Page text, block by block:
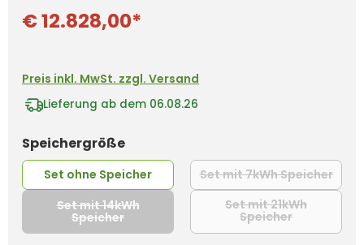
€ 12.828,00*
Preis inkl. MwSt. zzgl. Versand
Lieferung ab dem 06.08.26
Speichergrößeauswählen
Set ohne Speicher Set mit 7kWh Speicher
(Diese Option ist
Set mit 14kWh
Speicher(Diese Option ist zurzeit nicht verfügbar.)
Set mit 21kWh
Speicher(Diese